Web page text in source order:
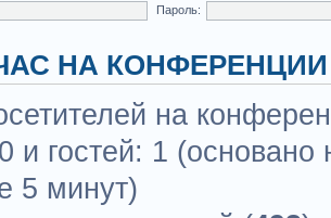
Пароль:
НА КОНФЕРЕНЦИИ
на
и гостей: 1 (основано
5 минут)